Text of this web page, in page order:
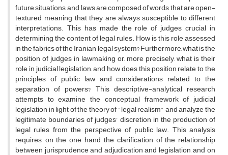
future situations, and laws are composed of words that are open-
textured, meaning that they are always susceptible to different
interpretations. This has made the role of judges crucial in
determining the content of legal rules. How is this role assessed
in the fabrics of the Iranian legal system? Furthermore, what is the
position of judges in lawmaking or, more precisely, what is their
role in judicial legislation, and how does this position relate to the
principles of public law and considerations related to the
separation of powers? This descriptive-analytical research
attempts to examine the conceptual framework of judicial
legislation in light of the theory of "legal realism" and analyze the
legitimate boundaries of judges' discretion in the production of
legal rules from the perspective of public law. This analysis
requires, on the one hand, the clarification of the relationship
between jurisprudence and adjudication and legislation, and on